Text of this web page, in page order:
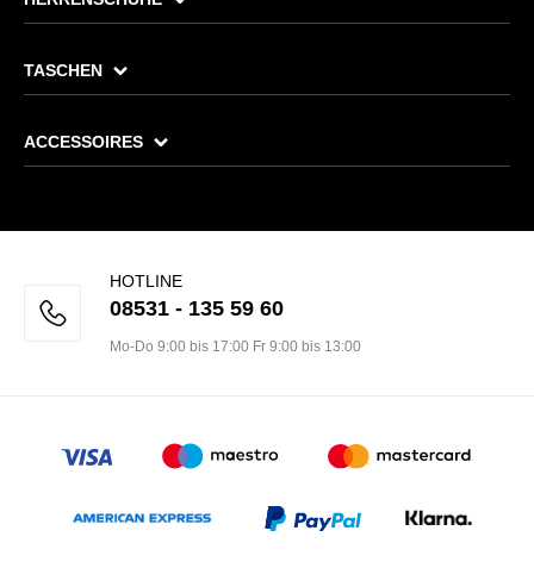
TASCHEN
ACCESSOIRES
HOTLINE
08531 - 135 59 60
Mo-Do 9:00 bis 17:00 Fr 9:00 bis 13:00